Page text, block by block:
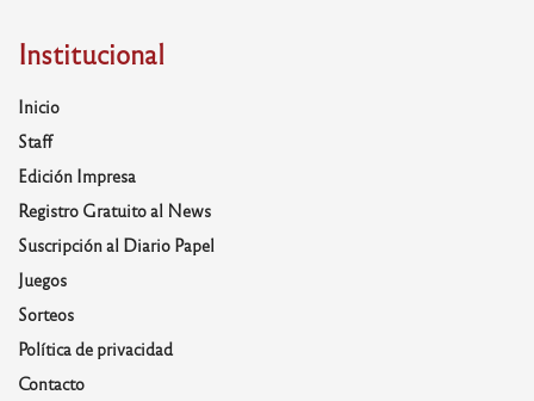
Institucional
Inicio
Staff
Edición Impresa
Registro Gratuito al News
Suscripción al Diario Papel
Juegos
Sorteos
Política de privacidad
Contacto